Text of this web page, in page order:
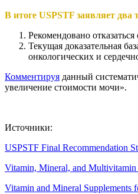
В итоге USPSTF заявляет два
Рекомендовано
Текущая доказательная
онкологических и
Комментируя данный
увеличение стоимости мочи».
Источники:
USPSTF Final Recommendation
Vitamin, Mineral, and Multivitamin
Vitamin and Mineral Supplements